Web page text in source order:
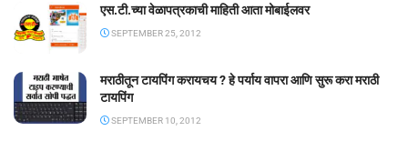
एस.टी.च्या वेळापत्रकाची माहिती आता मोबाईलवर
SEPTEMBER 25, 2012
मराठीतून टायपिंग करायचय ? हे पर्याय वापरा आणि सुरू करा मराठी
टायपिंग
SEPTEMBER 10, 2012